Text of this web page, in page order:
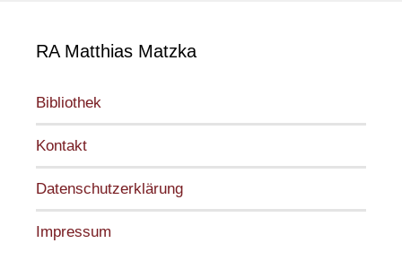
RA Matthias Matzka
Bibliothek
Kontakt
Datenschutzerklärung
Impressum